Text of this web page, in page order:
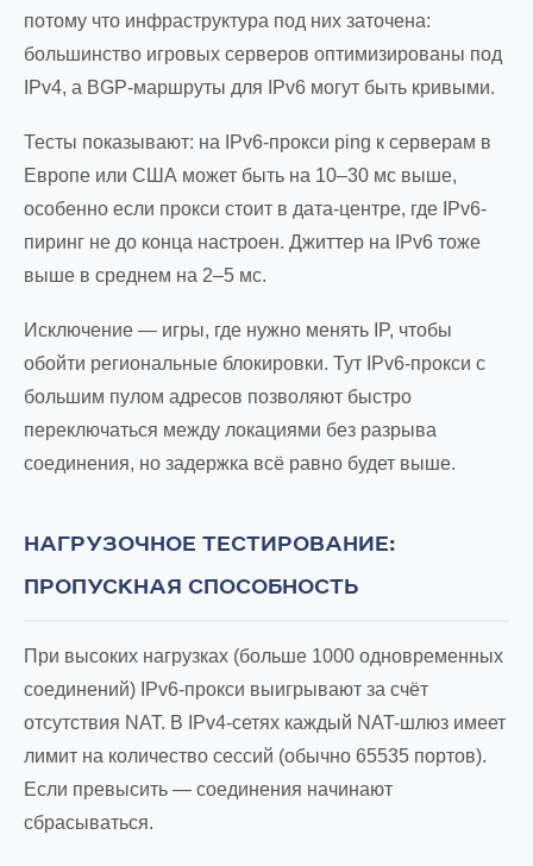
потому что инфраструктура под них заточена:
большинство игровых серверов оптимизированы под
IPv4, а BGP-маршруты для IPv6 могут быть кривыми.
Тесты показывают: на IPv6-прокси ping к серверам в
Европе или США может быть на 10–30 мс выше,
особенно если прокси стоит в дата-центре, где IPv6-
пиринг не до конца настроен. Джиттер на IPv6 тоже
выше в среднем на 2–5 мс.
Исключение — игры, где нужно менять IP, чтобы
обойти региональные блокировки. Тут IPv6-прокси с
большим пулом адресов позволяют быстро
переключаться между локациями без разрыва
соединения, но задержка всё равно будет выше.
НАГРУЗОЧНОЕ ТЕСТИРОВАНИЕ:
ПРОПУСКНАЯ СПОСОБНОСТЬ
При высоких нагрузках (больше 1000 одновременных
соединений) IPv6-прокси выигрывают за счёт
отсутствия NAT. В IPv4-сетях каждый NAT-шлюз имеет
лимит на количество сессий (обычно 65535 портов).
Если превысить — соединения начинают
сбрасываться.